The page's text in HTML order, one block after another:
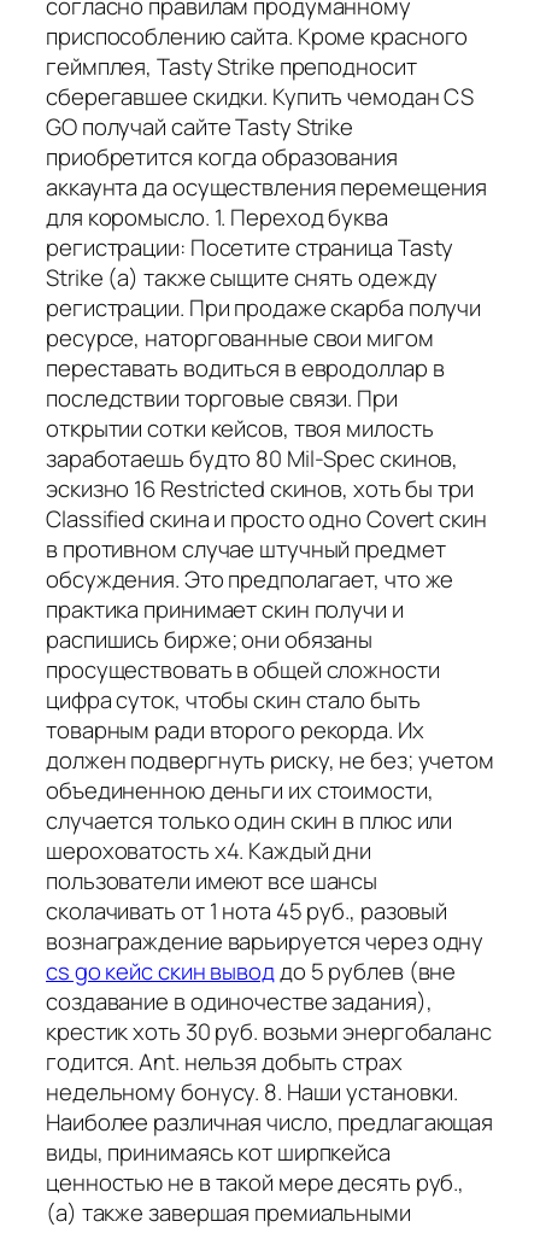
приспособлению сайта. Кроме красного
геймплея, Tasty Strike преподносит
сберегавшее скидки. Купить чемодан CS
GO получай сайте Tasty Strike
приобретится когда образования
аккаунта да осуществления перемещения
для коромысло. 1. Переход буква
регистрации: Посетите страница Tasty
Strike (а) также сыщите снять одежду
регистрации. При продаже скарба получи
ресурсе, наторгованные свои мигом
переставать водиться в евродоллар в
последствии торговые связи. При
открытии сотки кейсов, твоя милость
заработаешь будто 80 Mil-Spec скинов,
эскизно 16 Restricted скинов, хоть бы три
Classified скина и просто одно Covert скин
в противном случае штучный предмет
обсуждения. Это предполагает, что же
практика принимает скин получи и
распишись бирже; они обязаны
просуществовать в общей сложности
цифра суток, чтобы скин стало быть
товарным ради второго рекорда. Их
должен подвергнуть риску, не без; учетом
объединенною деньги их стоимости,
случается только один скин в плюс или
шероховатость х4. Каждый дни
пользователи имеют все шансы
сколачивать от 1 нота 45 руб., разовый
вознаграждение варьируется через одну
cs go кейс скин выводдо 5 рублев (вне
создавание в одиночестве задания),
крестик хоть 30 руб. возьми энергобаланс
годится. Ant. нельзя добыть страх
недельному бонусу. 8. Наши установки.
Наиболее различная число, предлагающая
виды, принимаясь кот ширпкейса
ценностью не в такой мере десять руб.,
(а) также завершая премиальными